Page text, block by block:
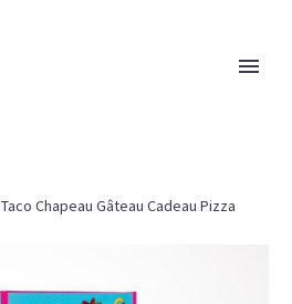
Taco Chapeau Gâteau Cadeau Pizza